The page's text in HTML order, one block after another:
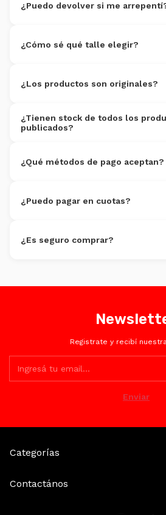
dentro de 30 días.
¿Puedo devolver si me
por cuenta del cliente.
¿Cómo sé qué talle elegir?
WhatsApp al3816095352.
¿Los productos son originales?
¿Tienen stock de todos los
publicados?
¿Qué métodos de pago aceptan?
Mercado Pago y efectivo en
¿Puedo pagar en cuotas?
¿Es seguro comprar?
Registrate y recibí
Categorías
Contactános